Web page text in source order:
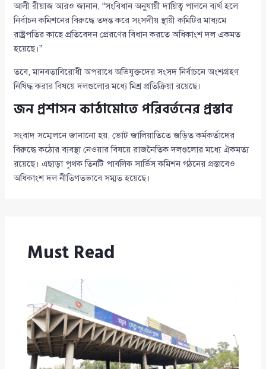
আলী রীয়াজ আরও জানান, “সংবিধান অনুযায়ী দায়িত্ব পালনে ব্যর্থ হলে
নির্বাচন কমিশনের বিরুদ্ধে তদন্ত করে সংসদীয় স্থায়ী কমিটির মাধ্যমে
রাষ্ট্রপতির কাছে প্রতিবেদন প্রেরণের বিধান করতে অধিকাংশ দল একমত
হয়েছে।”
তবে, মানবতাবিরোধী অপরাধে অভিযুক্তদের সংসদ নির্বাচনে অংশগ্রহণ
নিষিদ্ধ করার বিষয়ে দলগুলোর মধ্যে মিশ্র প্রতিক্রিয়া রয়েছে।
জন প্রশাসন কাঠামোতে পরিবর্তনের প্রস্তাব
সংবাদ সম্মেলনে জানানো হয়, ভোট জালিয়াতিতে জড়িত কর্মকর্তাদের
বিরুদ্ধে কঠোর ব্যবস্থা নেওয়ার বিষয়ে রাজনৈতিক দলগুলোর মধ্যে ঐকমত্য
রয়েছে। এছাড়া পৃথক তিনটি পাবলিক সার্ভিস কমিশন গঠনের প্রস্তাবেও
অধিকাংশ দল নীতিগতভাবে সম্মত হয়েছে।
Must Read